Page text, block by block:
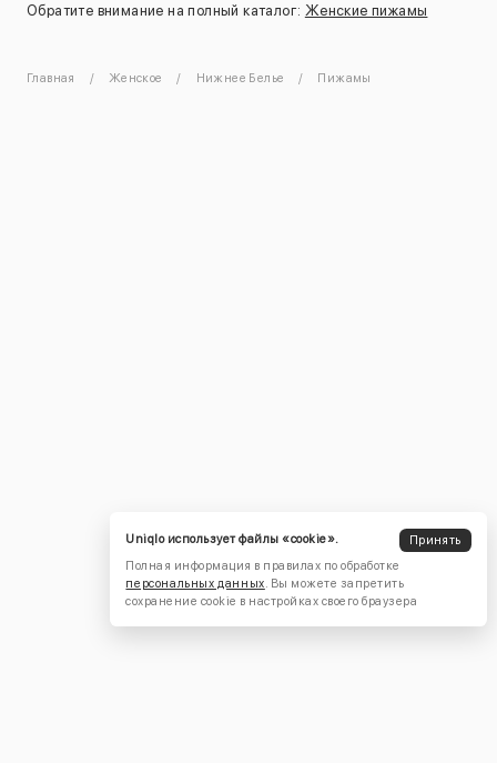
Обратите внимание на полный каталог: Женские пижамы
Главная Женское Нижнее Белье Пижамы
Uniqlo использует файлы «cookie».
Принять
Полная информация в правилах по обработке
персональных данных. Вы можете запретить
сохранение cookie в настройках своего браузера